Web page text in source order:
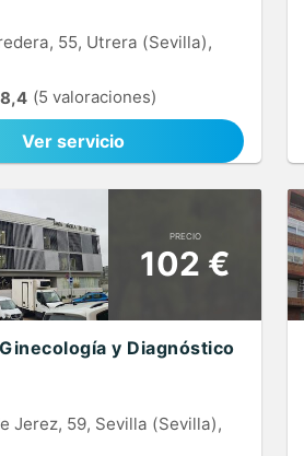
55, Utrera (Sevilla),
8,4 (5 valoraciones)
Ver servicio
PRECIO
102 €
y Diagnóstico
Jerez, 59, Sevilla (Sevilla),